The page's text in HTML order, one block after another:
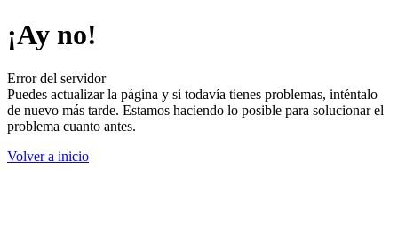
¡Ay no!
Error del servidor
Puedes actualizar la página y si todavía tienes problemas, inténtalo
de nuevo más tarde. Estamos haciendo lo posible para solucionar el
problema cuanto antes.
Volver a inicio